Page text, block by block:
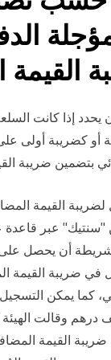
إذا كانت
أو كضريبة أولى
بتضمين ضريبة
عبر قاعدة
متى ما شاء، شريطة أن
في ضريبة
يبلغ 375,000 ألف درهم
بشكل اختياري إذا بلغت الواردات